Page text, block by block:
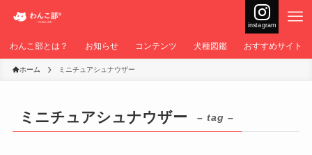
instagram
わんこ部とは？ お知らせ コンテンツ 犬種図鑑 おすすめサイト
ホーム ミニチュアシュナウザー
ミニチュアシュナウザー – tag –